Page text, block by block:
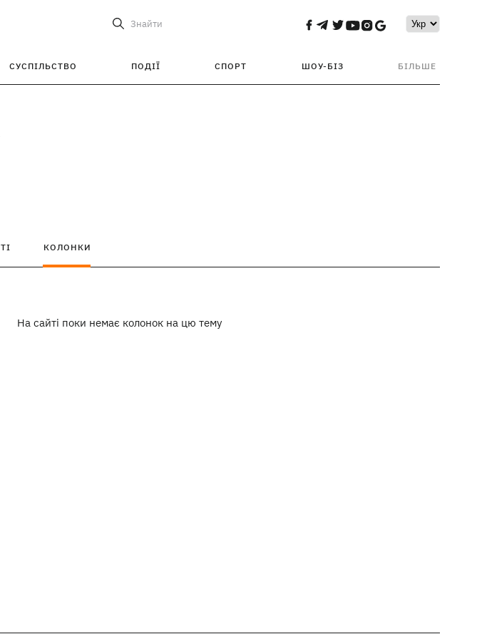
Знайти
СУСПІЛЬСТВО ПОДІЇ СПОРТ ШОУ-БІЗ БІЛЬШЕ
КОЛОНКИ
На сайті поки немає колонок на цю тему